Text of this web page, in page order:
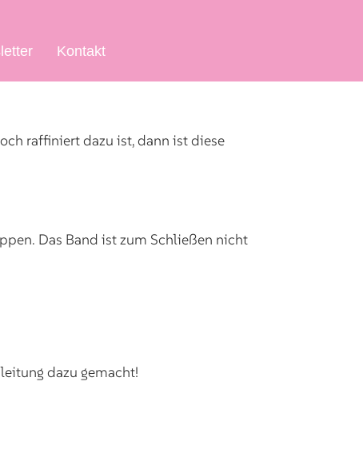
Kontakt
raffiniert dazu ist, dann ist diese
Das Band ist zum Schließen nicht
dazu gemacht!